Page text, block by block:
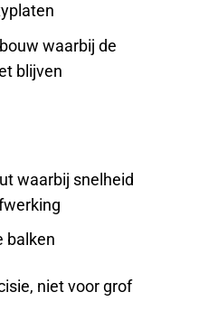
waarbij de
blijven
waarbij snelheid
balken
niet voor grof